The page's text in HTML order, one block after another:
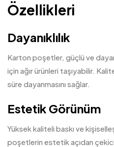
Özellikleri
Dayanıklılık
Karton poşetler, güçlü ve
için ağır ürünleri taşıyabilir.
süre dayanmasını sağlar.
Estetik Görünüm
Yüksek kaliteli baskı ve
poşetlerin estetik açıdan çekici